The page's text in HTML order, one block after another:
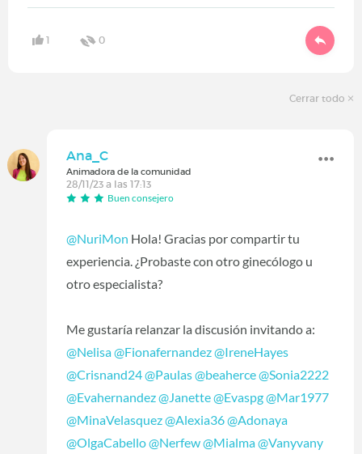
1 0
Cerrar todo
Ana_C
Animadora de la comunidad
28/11/23 a las 17:13
Buen consejero
@NuriMon Hola! Gracias por compartir tu
experiencia. ¿Probaste con otro ginecólogo u
otro especialista?
Me gustaría relanzar la discusión invitando a:
@Nelisa@Fionafernandez@IreneHayes
@Crisnand24@Paulas@beaherce@Sonia2222
@Evahernandez@Janette@Evaspg@Mar1977
@MinaVelasquez@Alexia36@Adonaya
@OlgaCabello@Nerfew@Mialma@Vanyvany